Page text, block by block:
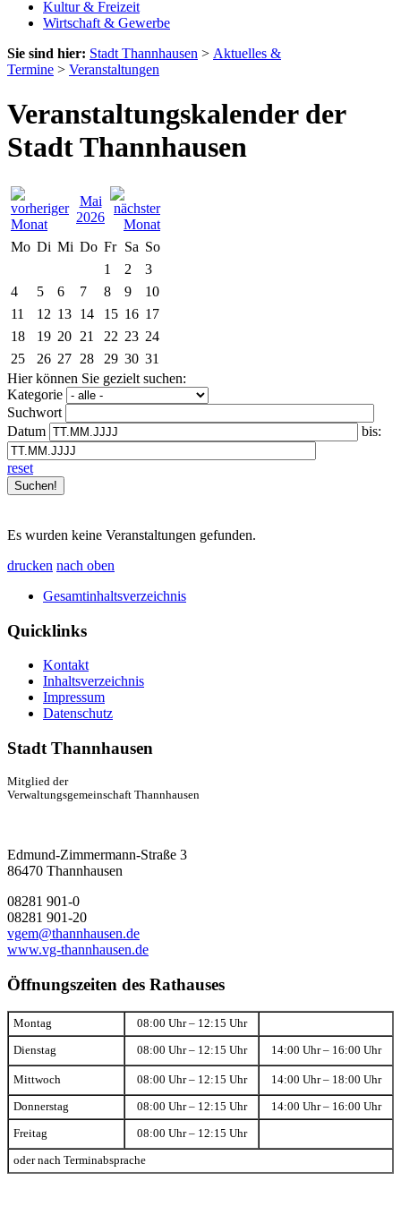
Kultur & Freizeit
Wirtschaft & Gewerbe
Sie sind hier: Stadt Thannhausen > Aktuelles &
Termine > Veranstaltungen
Veranstaltungskalender der
Stadt Thannhausen
Mai
2026
Mo Di Mi Do Fr Sa So
1
2
3
4
5 6 7 8 9
10
11
12 13 14 15 16 17
18
19 20 21 22 23 24
25
26 27 28 29 30 31
Hier können Sie gezielt suchen:
Kategorie
Suchwort
Datum
bis:
reset
Es wurden keine Veranstaltungen gefunden.
drucken nach oben
Gesamtinhaltsverzeichnis
Quicklinks
Kontakt
Inhaltsverzeichnis
Impressum
Datenschutz
Stadt Thannhausen
Mitglied der
Verwaltungsgemeinschaft Thannhausen
Edmund-Zimmermann-Straße 3
86470 Thannhausen
08281 901-0
08281 901-20
vgem@thannhausen.de
www.vg-thannhausen.de
Öffnungszeiten des Rathauses
Montag 08:00 Uhr – 12:15 Uhr
Dienstag 08:00 Uhr – 12:15 Uhr 14:00 Uhr – 16:00 Uhr
Mittwoch 08:00 Uhr – 12:15 Uhr 14:00 Uhr – 18:00 Uhr
Donnerstag 08:00 Uhr – 12:15 Uhr 14:00 Uhr – 16:00 Uhr
Freitag 08:00 Uhr – 12:15 Uhr
oder nach Terminabsprache